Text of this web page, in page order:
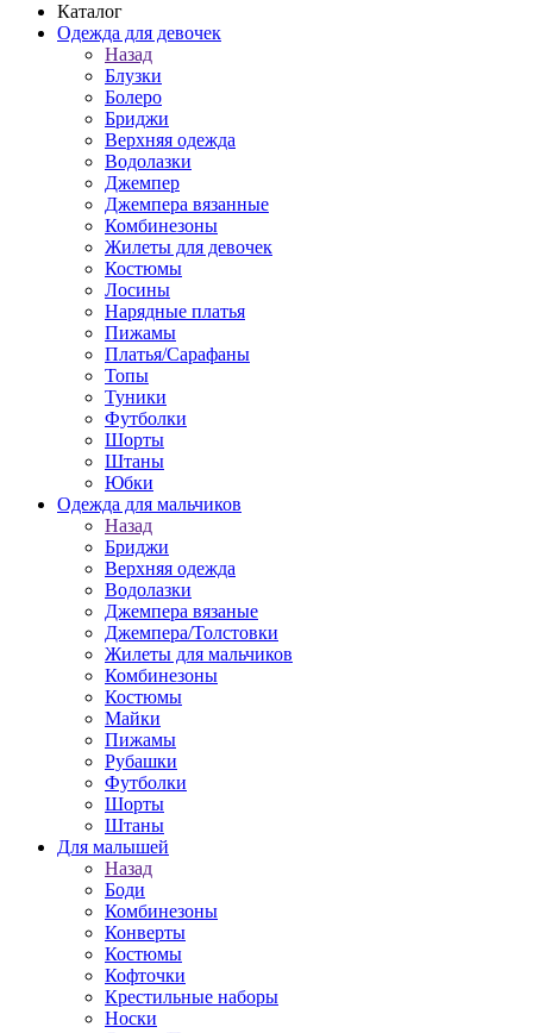
Каталог
Одежда для девочек
Назад
Блузки
Болеро
Бриджи
Верхняя одежда
Водолазки
Джемпер
Джемпера вязанные
Комбинезоны
Жилеты для девочек
Костюмы
Лосины
Нарядные платья
Пижамы
Платья/Сарафаны
Топы
Туники
Футболки
Шорты
Штаны
Юбки
Одежда для мальчиков
Назад
Бриджи
Верхняя одежда
Водолазки
Джемпера вязаные
Джемпера/Толстовки
Жилеты для мальчиков
Комбинезоны
Костюмы
Майки
Пижамы
Рубашки
Футболки
Шорты
Штаны
Для малышей
Назад
Боди
Комбинезоны
Конверты
Костюмы
Кофточки
Крестильные наборы
Носки